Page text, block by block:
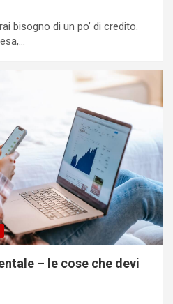
bisogno di un po’ di credito.
– le cose che devi